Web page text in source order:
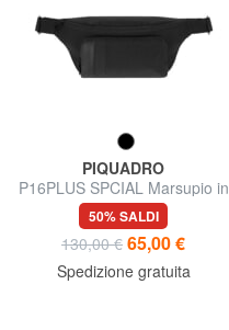
PIQUADRO
P16PLUS SPCIAL Marsupio in
tessuto riciclato e pelle
50% SALDI
130,00 € 65,00 €
Spedizione gratuita